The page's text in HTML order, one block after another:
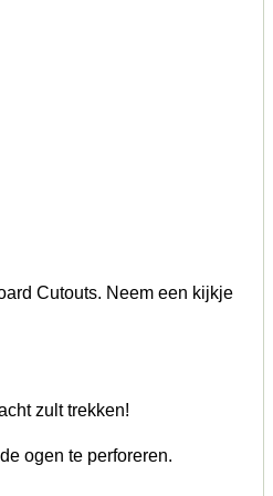
Cutouts. Neem een kijkje
zult trekken!
ogen te perforeren.